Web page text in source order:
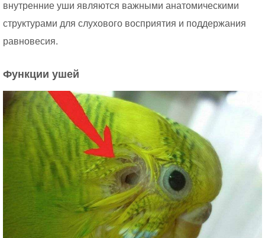
внутренние уши являются важными анатомическими
структурами для слухового восприятия и поддержания
равновесия.
Функции ушей